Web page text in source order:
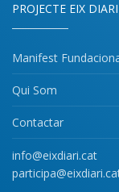
PROJECTE EIX DIARI
Manifest
Qui Som
Contactar
info@eixdiari.cat